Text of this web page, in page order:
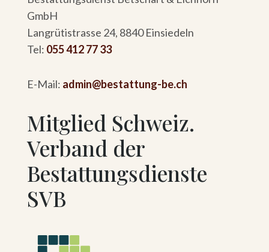
GmbH
Langrütistrasse 24, 8840 Einsiedeln
Tel: 055 412 77 33
E-Mail: admin@bestattung-be.ch
Mitglied Schweiz.
Verband der
Bestattungsdienste
SVB